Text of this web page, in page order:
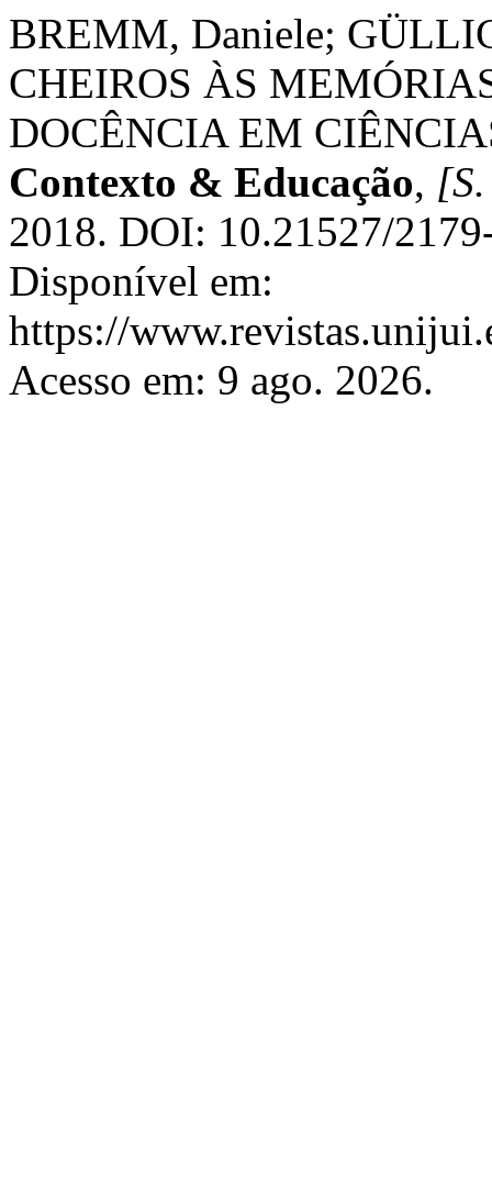
BREMM, Daniele;
CHEIROS ÀS
DOCÊNCIA EM
Contexto & Educação,
2018. DOI: 10.21527/
Disponível em:
https://
Acesso em: 9 ago. 2026.